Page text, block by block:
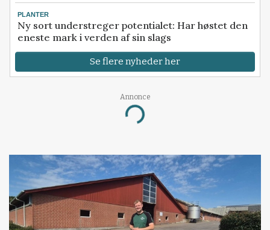
PLANTER
Ny sort understreger potentialet: Har høstet den
eneste mark i verden af sin slags
Se flere nyheder her
Annonce
Loading...